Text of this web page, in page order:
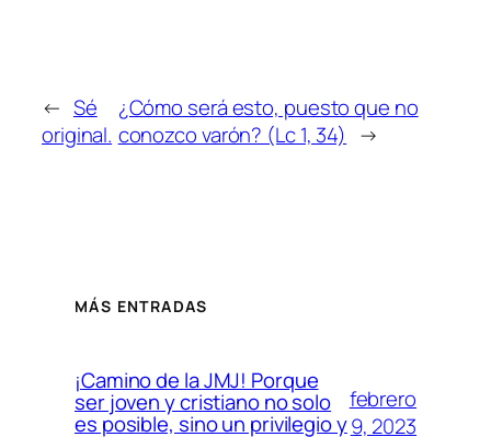
← Sé
original.
¿Cómo será esto, puesto que no
conozco varón? (Lc 1, 34) →
MÁS ENTRADAS
¡Camino de la JMJ! Porque
ser joven y cristiano no solo
es posible, sino un privilegio y
febrero
9, 2023